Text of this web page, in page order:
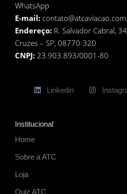
WhatsApp
E-mail:
Endereço: R. Salvador Cabral,
Cruzes – SP, 08770-320
CNPJ: 23.903.893/0001-80
Linkedin
Institucional
Home
Sobre a ATC
Loja
Quiz ATC